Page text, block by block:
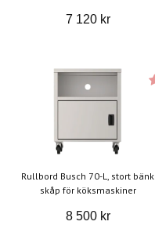
7 120 kr
Rullbord Busch 70-L, stort bänk
skåp för köksmaskiner
8 500 kr